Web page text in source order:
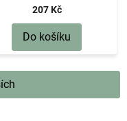
207 Kč
Do košíku